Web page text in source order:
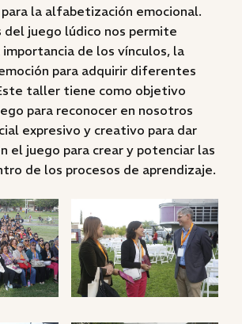
la alfabetización emocional.
del juego lúdico nos permite
de los vínculos, la
para adquirir diferentes
taller tiene como objetivo
para reconocer en nosotros
expresivo y creativo para dar
el juego para crear y potenciar las
de los procesos de aprendizaje.